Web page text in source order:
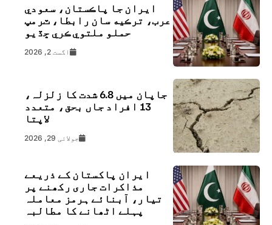
ايران جا پاڪستان، سعودي
عرب، ترڪيه سان رابطا، ٽرمپ
حملو ملتوي ڪري ڇڏيو
اگست 2, 2026
جاپان میں 6.8 شدت کا زلزلہ،
13 افراد جاں بحق، متعدد
لاپتا
جولائی 29, 2026
ایران پاکستان کے ذریعے
مذاکرات جاری رکھنے پر
تیار، آبنائے ہرمز معاملہ
پہلے اٹھانے کا مطالبہ